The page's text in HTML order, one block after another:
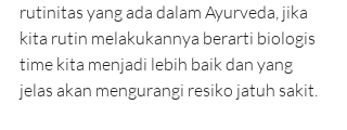
rutinitas yang ada dalam Ayurveda, jika
kita rutin melakukannya berarti biologis
time kita menjadi lebih baik dan yang
jelas akan mengurangi resiko jatuh sakit.